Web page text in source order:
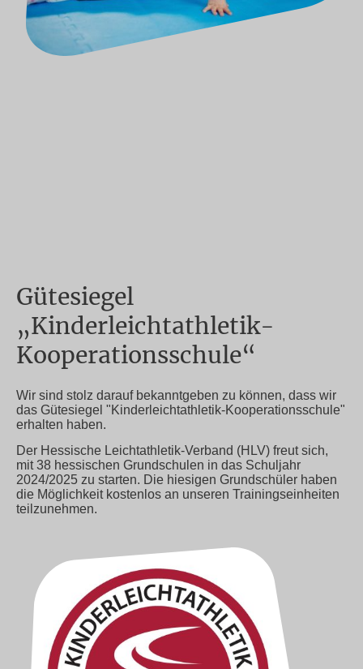
Gütesiegel
„Kinderleichtathletik-
Kooperationsschule“
Wir sind stolz darauf bekanntgeben zu können, dass wir
das Gütesiegel "Kinderleichtathletik-Kooperationsschule"
erhalten haben.
Der Hessische Leichtathletik-Verband (HLV) freut sich,
mit 38 hessischen Grundschulen in das Schuljahr
2024/2025 zu starten. Die hiesigen Grundschüler haben
die Möglichkeit kostenlos an unseren Trainingseinheiten
teilzunehmen.